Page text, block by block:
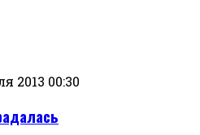
2013 00:30